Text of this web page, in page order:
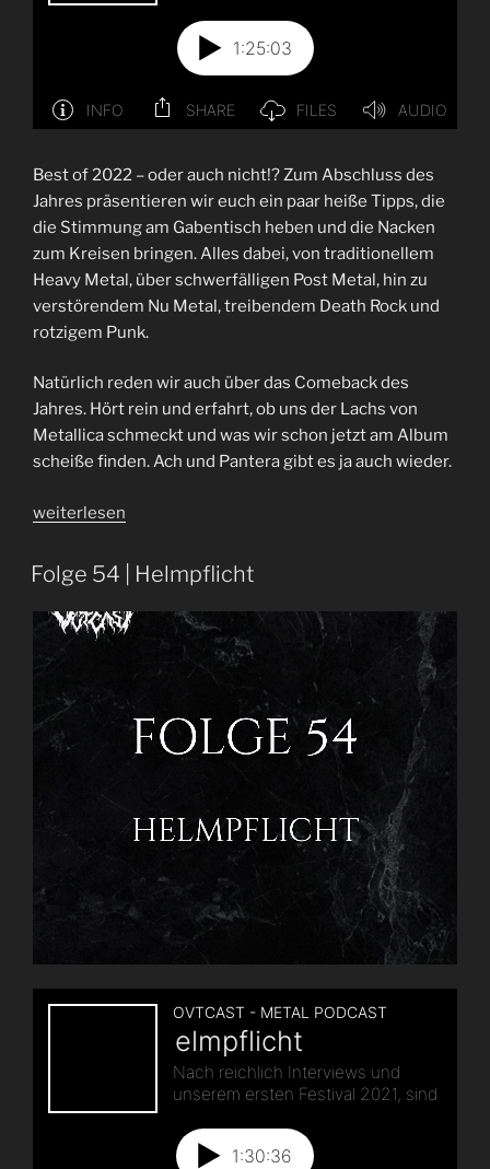
Best of 2022 – oder auch nicht!? Zum Abschluss des
Jahres präsentieren wir euch ein paar heiße Tipps, die
die Stimmung am Gabentisch heben und die Nacken
zum Kreisen bringen. Alles dabei, von traditionellem
Heavy Metal, über schwerfälligen Post Metal, hin zu
verstörendem Nu Metal, treibendem Death Rock und
rotzigem Punk.
Natürlich reden wir auch über das Comeback des
Jahres. Hört rein und erfahrt, ob uns der Lachs von
Metallica schmeckt und was wir schon jetzt am Album
scheiße finden. Ach und Pantera gibt es ja auch wieder.
„Folge
|
ultimative
Jahresrückblick
nicht!“
weiterlesen
Folge 54 | Helmpflicht